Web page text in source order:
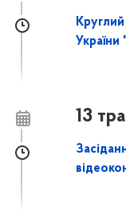
Круглий
13